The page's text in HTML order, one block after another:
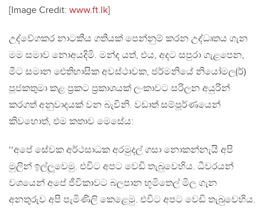
[Image Credit: www.ft.lk]
උද්වේගකර නාටකීය ගතියක් පෙන්නුම් කරන උද්ධෘතය ගැන
මම සමාව නොඅයදිමි. මන්ද යත්, එය, අදට සපුරා ගැළපෙන,
මීට සමාන ඓතිහාසික අවස්ථාවක, ජර්මනියේ නියෝමල(ර්)
පූජකතුමා කළ ප‍්‍රකට ප‍්‍රකාශයක් ලංකාවට සරිලන අයුරින්
කරගත් අනුවාදයක් වන බැවිනි. වඩාත් සම්පූර්ණයෙන්
කිවහොත්, එම කතාව මෙසේය:
‘‘අපේ සේවක අර්ථසාධක අරමුදල් ගසා නොකන්නැයි අපි
මුලින් ඉල්ලූවෙමු. එවිට අපට වෙඩි තැබුවෙහිය. ධීවරයන්
වශයෙන් අපේ ජීවිකාවට බලපාන භූමිතෙල් මිල ගැන
අනතුරුව අපි පැමිණිලි කෙළෙමු. එවිට අපට වෙඩි තැබුවෙහිය.